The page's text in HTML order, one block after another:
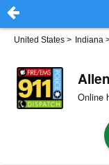
United States > Indiana
Online